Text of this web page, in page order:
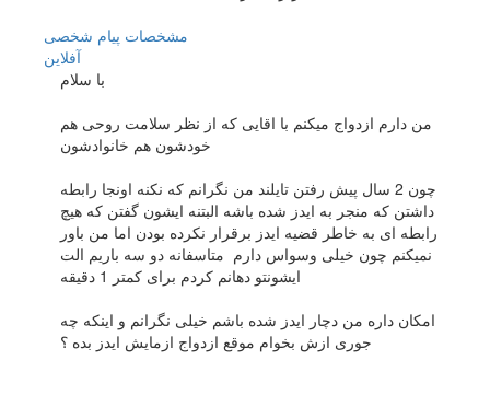
مشخصات پیام شخصی
آفلاين
با سلام
من دارم ازدواج میکنم با اقایی که از نظر سلامت روحی هم
خودشون هم خانوادشون
چون 2 سال پیش رفتن تایلند من نگرانم که نکنه اونجا رابطه
داشتن که منجر به ایدز شده باشه البتنه ایشون گفتن که هیچ
رابطه ای به خاطر قضیه ایدز برقرار نکرده بودن اما من باور
نمیکنم چون خیلی وسواس دارم متاسفانه دو سه باریم الت
ایشونتو دهانم کردم برای کمتر 1 دقیقه
امکان داره من دچار ایدز شده باشم خیلی نگرانم و اینکه چه
جوری ازش بخوام موقع ازدواج ازمایش ایدز بده ؟